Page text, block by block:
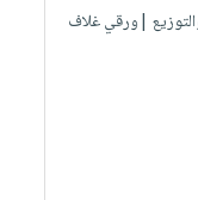
والتوزيع |ورقي غلاف